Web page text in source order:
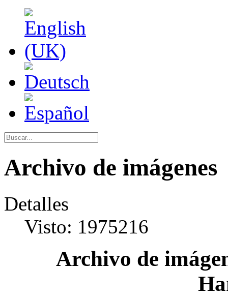
Archivo de imágenes
Detalles
Visto: 1975216
Archivo de